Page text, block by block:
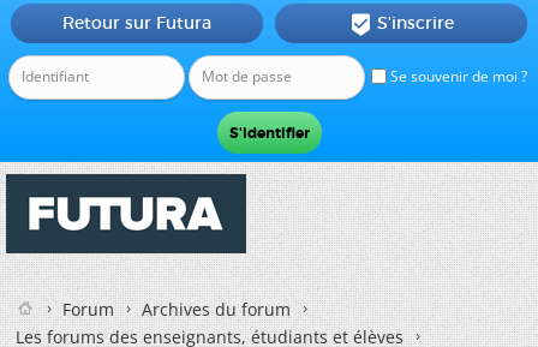
Se souvenir de moi ?
Retour sur Futura  S'inscrire
Forum
Archives du forum
Les forums des enseignants, étudiants et élèves